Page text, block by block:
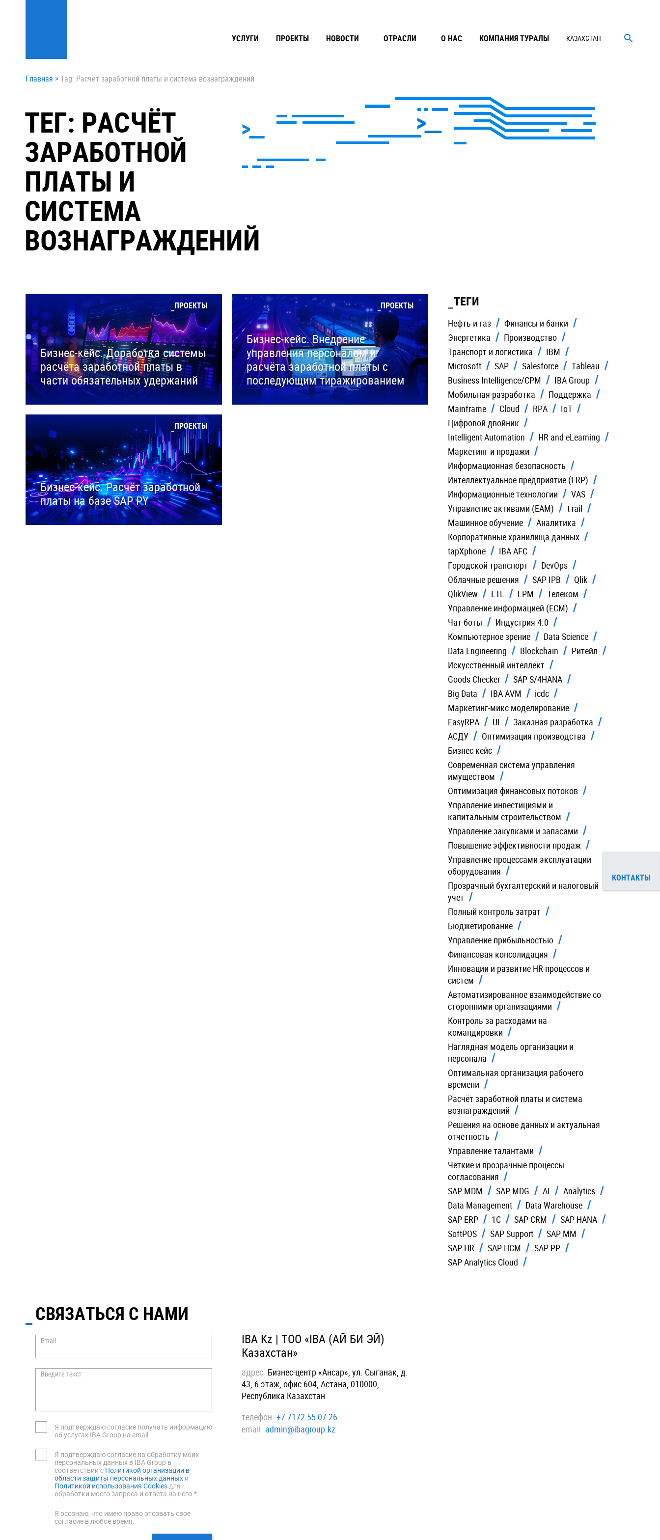
КАЗАХСТАН
УСЛУГИ ПРОЕКТЫ НОВОСТИ ОТРАСЛИ О НАС КОМПАНИЯ ТУРАЛЫ
Главная >Tag: Расчёт заработной платы и система вознаграждений
ТЕГ: РАСЧЁТ
ЗАРАБОТНОЙ
ПЛАТЫ И
СИСТЕМА
ВОЗНАГРАЖДЕНИЙ
ПРОЕКТЫ
Бизнес-кейс. Доработка системы
расчёта заработной платы в
части обязательных удержаний
ПРОЕКТЫ
Бизнес-кейс. Внедрение
управления персоналом и
расчёта заработной платы с
последующим тиражированием
ПРОЕКТЫ
Бизнес-кейс. Расчёт заработной
платы на базе SAP PY
ТЕГИ
Нефть и газ
Финансы и банки
Энергетика
Производство
Транспорт и логистика
IBM
Microsoft
SAP Salesforce
Tableau
Business Intelligence/CPM
IBA Group
Мобильная разработка
Поддержка
Mainframe
Cloud RPA
IoT
Цифровой двойник
Intelligent Automation
HR and eLearning
Маркетинг и продажи
Информационная безопасность
Интеллектуальное предприятие (ERP)
Информационные технологии
VAS
Управление активами (EAM)
t-rail
Машинное обучение
Аналитика
Корпоративные хранилища данных
tapXphone
IBA AFC
Городской транспорт
DevOps
Облачные решения
SAP IPB
Qlik
QlikView
ETL EPM
Телеком
Управление информацией (ECM)
Чат-боты
Индустрия 4.0
Компьютерное зрение
Data Science
Data Engineering
Blockchain
Ритейл
Искусственный интеллект
Goods Checker
SAP S/4HANA
Big Data
IBA AVM
icdc
Маркетинг-микс моделирование
EasyRPA
UI
Заказная разработка
АСДУ
Оптимизация производства
Бизнес-кейс
Современная система управления
имуществом
Оптимизация финансовых потоков
Управление инвестициями и
капитальным строительством
Управление закупками и запасами
Повышение эффективности продаж
Управление процессами эксплуатации
оборудования
Прозрачный бухгалтерский и налоговый
учет
Полный контроль затрат
Бюджетирование
Управление прибыльностью
Финансовая консолидация
Инновации и развитие HR-процессов и
систем
Автоматизированное взаимодействие со
сторонними организациями
Контроль за расходами на
командировки
Наглядная модель организации и
персонала
Оптимальная организация рабочего
времени
Расчёт заработной платы и система
вознаграждений
Решения на основе данных и актуальная
отчетность
Управление талантами
Чёткие и прозрачные процессы
согласования
SAP MDM
SAP MDG AI
Analytics
Data Management
Data Warehouse
SAP ERP
1C SAP CRM
SAP HANA
SoftPOS
SAP Support
SAP MM
SAP HR
SAP HCM
SAP PP
SAP Analytics Cloud
СВЯЗАТЬСЯ С НАМИ
Email
Введите текст
Я подтверждаю согласие получать информацию
об услугах IBA Group на email.
Я подтверждаю согласие на обработку моих
персональных данных в IBA Group в
соответствии с Политикой организации в
области защиты персональных данных и
Политикой использования Cookiesдля
обработки моего запроса и ответа на него.*
Я осознаю, что имею право отозвать свое
согласие в любое время.
IBA Kz | ТОО «IBA (АЙ БИ ЭЙ)
Казахстан»
адрес Бизнес-центр «Ансар», ул. Сыганак, д.
43, 6 этаж, офис 604, Астана, 010000,
Республика Казахстан
телефон +7 7172 55 07 26
email admin@ibagroup.kz
КОНТАКТЫ